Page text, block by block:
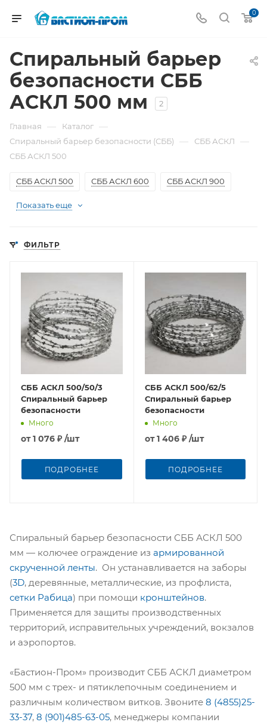
0
Спиральный барьер
безопасности СББ
АСКЛ 500 мм
2
Главная — Каталог —
Спиральный барьер безопасности (СББ) — СББ АСКЛ —
СББ АСКЛ 500
СББ АСКЛ 500 СББ АСКЛ 600 СББ АСКЛ 900
Показать еще
ФИЛЬТР
СББ АСКЛ 500/50/3
Спиральный барьер
безопасности
Много
от1 076 ₽ /шт
ПОДРОБНЕЕ
СББ АСКЛ 500/62/5
Спиральный барьер
безопасности
Много
от1 406 ₽ /шт
ПОДРОБНЕЕ
Спиральный барьер безопасности СББ АСКЛ 500
мм — колючее ограждение из армированной
скрученной ленты. Он устанавливается на заборы
(3D, деревянные, металлические, из профлиста,
сетки Рабица) при помощи кронштейнов.
Применяется для защиты производственных
территорий, исправительных учреждений, вокзалов
и аэропортов.
«Бастион-Пром» производит СББ АСКЛ диаметром
500 мм с трех- и пятиклепочным соединением и
различным количеством витков. Звоните 8 (4855)25-
33-37, 8 (901)485-63-05, менеджеры компании